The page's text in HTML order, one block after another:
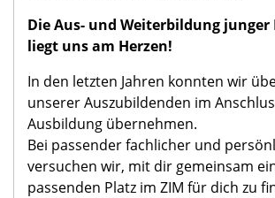
Die Aus- und Weiterbildung junger
liegt uns am Herzen!
In den letzten Jahren konnten wir
unserer Auszubildenden im
Ausbildung übernehmen.
Bei passender fachlicher und
versuchen wir, mit dir gemeinsam
passenden Platz im ZIM für dich zu